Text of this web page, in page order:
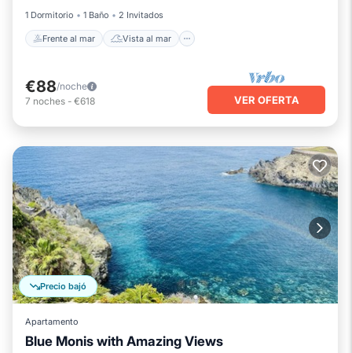
1 Dormitorio
1 Baño 2 Invitados
Frente al mar Vista al mar
€88/noche
7 noches - €618 VER OFERTA
Precio bajó
Apartamento
Blue Monis with Amazing Views
Balcón/Terraza
Cocina